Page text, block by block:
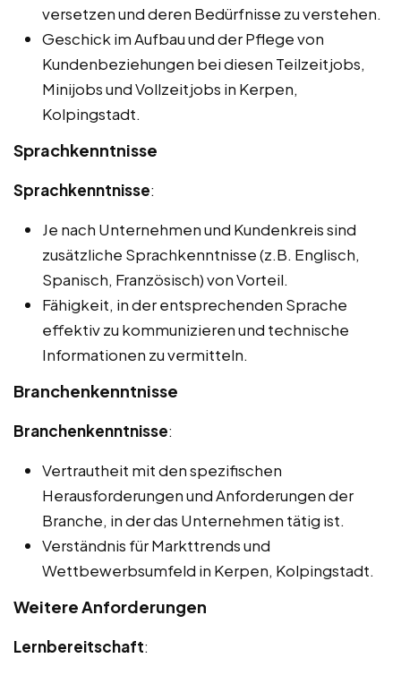
versetzen und deren Bedürfnisse zu verstehen.
Geschick im Aufbau und der Pflege von
Kundenbeziehungen bei diesen Teilzeitjobs,
Minijobs und Vollzeitjobs in Kerpen,
Kolpingstadt.
Sprachkenntnisse
Sprachkenntnisse:
Je nach Unternehmen und Kundenkreis sind
zusätzliche Sprachkenntnisse (z.B. Englisch,
Spanisch, Französisch) von Vorteil.
Fähigkeit, in der entsprechenden Sprache
effektiv zu kommunizieren und technische
Informationen zu vermitteln.
Branchenkenntnisse
Branchenkenntnisse:
Vertrautheit mit den spezifischen
Herausforderungen und Anforderungen der
Branche, in der das Unternehmen tätig ist.
Verständnis für Markttrends und
Wettbewerbsumfeld in Kerpen, Kolpingstadt.
Weitere Anforderungen
Lernbereitschaft: